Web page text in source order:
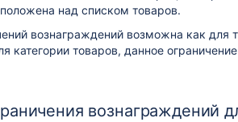
над списком товаров.
вознаграждений возможна как для
категории товаров, данное
вознаграждений